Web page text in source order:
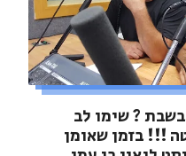
? שימו לב
!!! בזמן שאומן